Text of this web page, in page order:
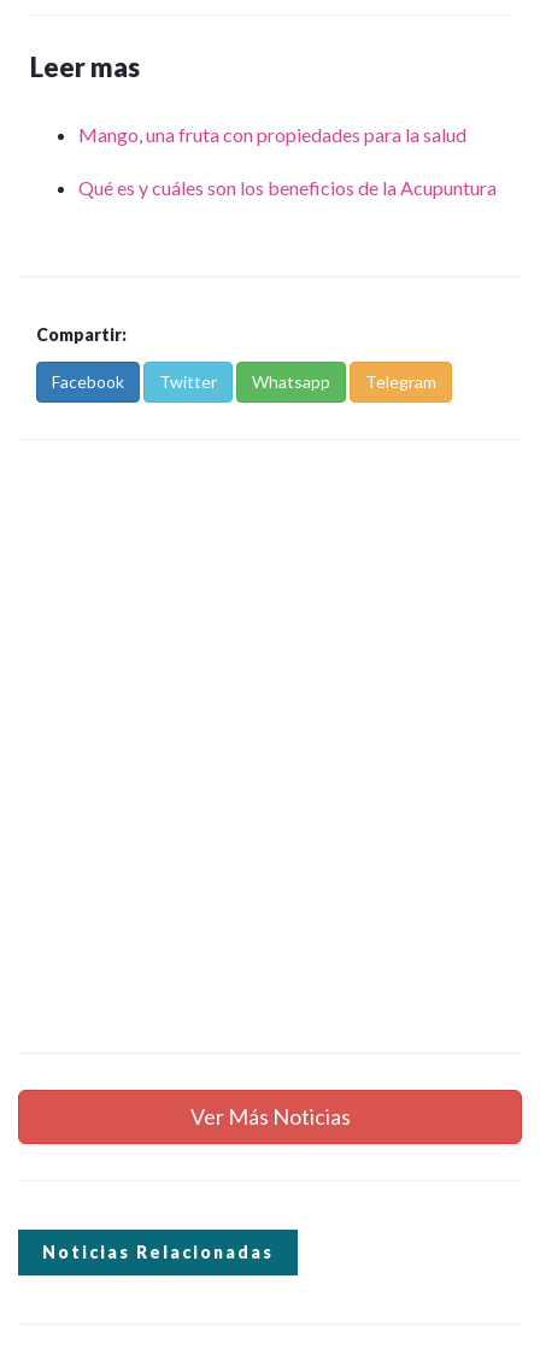
Leer mas
Mango, una fruta con propiedades para la salud
Qué es y cuáles son los beneficios de la Acupuntura
Compartir:
Facebook Twitter Whatsapp Telegram
Ver Más Noticias
Noticias Relacionadas